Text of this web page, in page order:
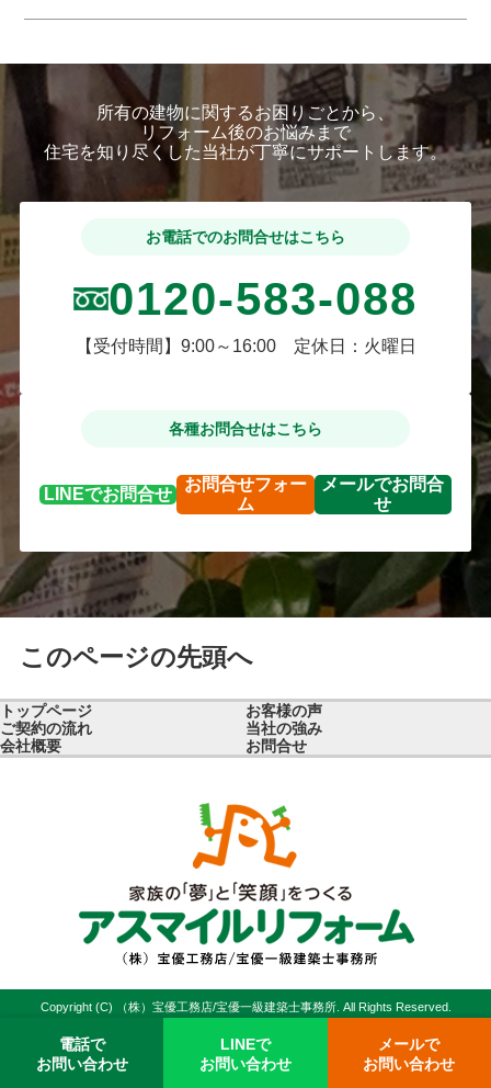
所有の建物に関するお困りごとから、
リフォーム後のお悩みまで
住宅を知り尽くした当社が丁寧にサポートします。
お電話でのお問合せはこちら
0120-583-088
【受付時間】9:00～16:00 定休日：火曜日
各種お問合せはこちら
LINEでお問合せ
お問合せフォー
ム
メールでお問合
せ
このページの先頭へ
トップページ
お客様の声
ご契約の流れ
当社の強み
会社概要
お問合せ
Copyright (C) （株）宝優工務店/宝優一級建築士事務所. All Rights Reserved.
電話で
お問い合わせ
LINEで
お問い合わせ
メールで
お問い合わせ